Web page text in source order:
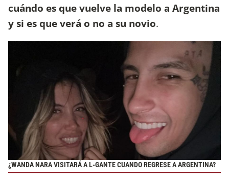
cuándo es que vuelve la modelo a Argentina
y si es que verá o no a su novio.
¿WANDA NARA VISITARÁ A L-GANTE CUANDO REGRESE A ARGENTINA?